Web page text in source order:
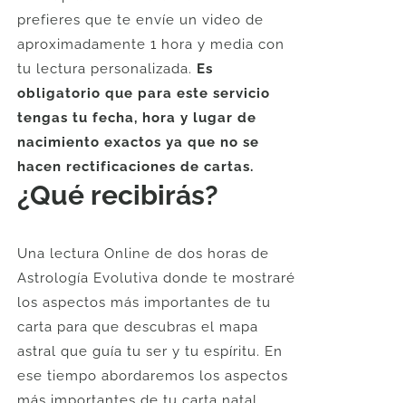
prefieres que te envíe un video de
aproximadamente 1 hora y media con
tu lectura personalizada. Es
obligatorio que para este servicio
tengas tu fecha, hora y lugar de
nacimiento exactos ya que no se
hacen rectificaciones de cartas.
¿Qué recibirás?
Una lectura Online de dos horas de
Astrología Evolutiva donde te mostraré
los aspectos más importantes de tu
carta para que descubras el mapa
astral que guía tu ser y tu espíritu. En
ese tiempo abordaremos los aspectos